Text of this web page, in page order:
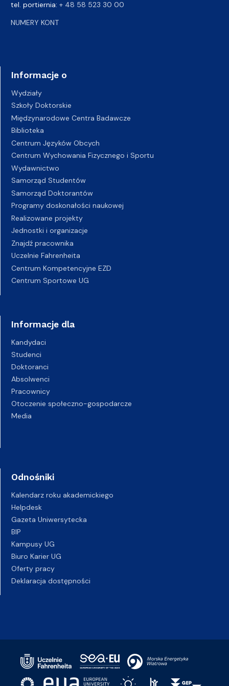
tel. portiernia: + 48 58 523 30 00
NUMERY KONT
Informacje o
Wydziały
Szkoły Doktorskie
Międzynarodowe Centra Badawcze
Biblioteka
Centrum Języków Obcych
Centrum Wychowania Fizycznego i Sportu
Wydawnictwo
Samorząd Studentów
Samorząd Doktorantów
Programy doskonałości naukowej
Realizowane projekty
Jednostki i organizacje
Znajdź pracownika
Uczelnie Fahrenheita
Centrum Kompetencyjne EZD
Centrum Sportowe UG
Informacje dla
Kandydaci
Studenci
Doktoranci
Absolwenci
Pracownicy
Otoczenie społeczno-gospodarcze
Media
Odnośniki
Kalendarz roku akademickiego
Helpdesk
Gazeta Uniwersytecka
BIP
Kampusy UG
Biuro Karier UG
Oferty pracy
Deklaracja dostępności